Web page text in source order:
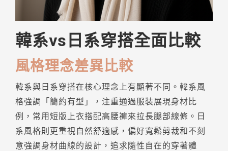
韓系vs日系穿搭全面比較
風格理念差異比較
韓系與日系穿搭在核心理念上有顯著不同。韓系風
格強調「簡約有型」，注重通過服裝展現身材比
例，常用短版上衣搭配高腰褲來拉長腿部線條。日
系風格則更重視自然舒適感，偏好寬鬆剪裁和不刻
意強調身材曲線的設計，追求隨性自在的穿著體